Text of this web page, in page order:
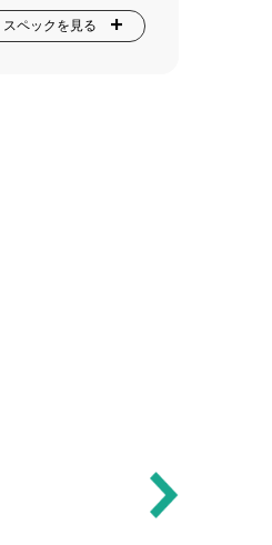
スペックを見る